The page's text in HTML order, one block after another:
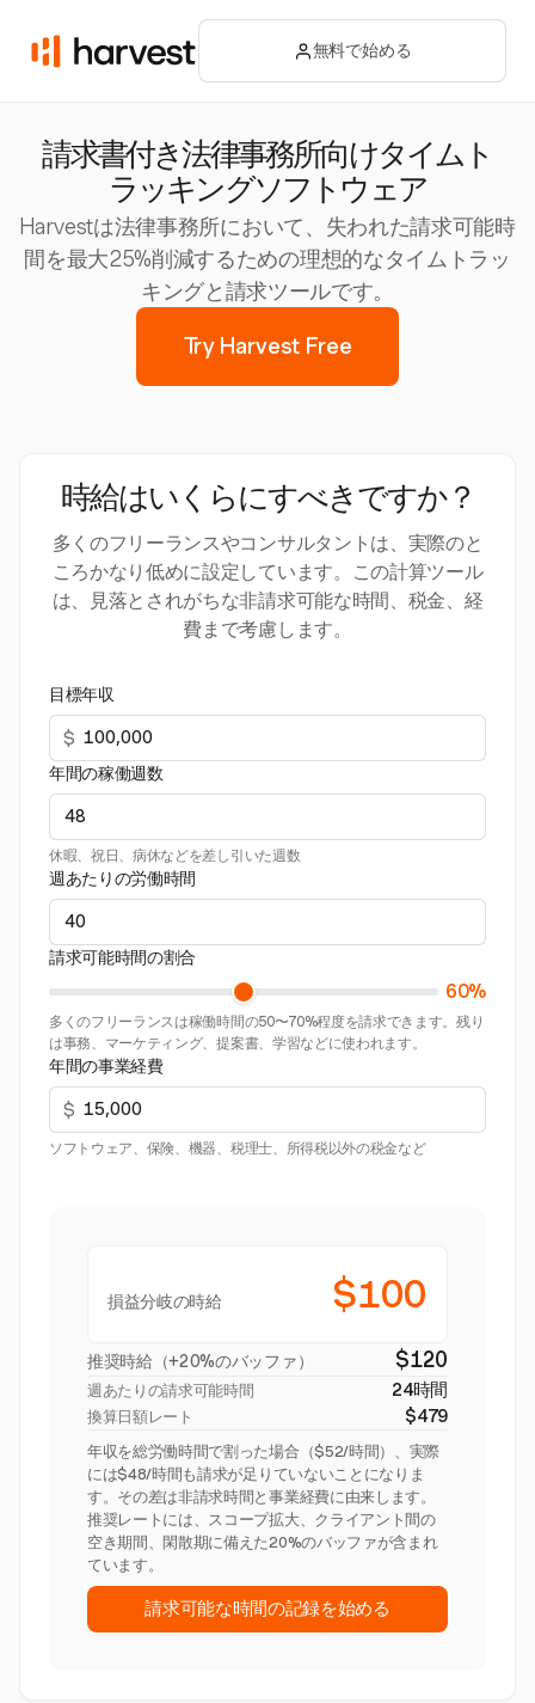
無料で始める
請求書付き法律事務所向けタイムト
ラッキングソフトウェア
Harvestは法律事務所において、失われた請求可能時
間を最大25%削減するための理想的なタイムトラッ
キングと請求ツールです。
Try Harvest Free
時給はいくらにすべきですか？
多くのフリーランスやコンサルタントは、実際のと
ころかなり低めに設定しています。この計算ツール
は、見落とされがちな非請求可能な時間、税金、経
費まで考慮します。
目標年収
$
年間の稼働週数
休暇、祝日、病休などを差し引いた週数
週あたりの労働時間
請求可能時間の割合
60%
多くのフリーランスは稼働時間の50〜70%程度を請求できます。残り
は事務、マーケティング、提案書、学習などに使われます。
年間の事業経費
$
ソフトウェア、保険、機器、税理士、所得税以外の税金など
損益分岐の時給 $100
推奨時給（+20%のバッファ） $120
週あたりの請求可能時間 24時間
換算日額レート $479
年収を総労働時間で割った場合（$52/時間）、実際
には$48/時間も請求が足りていないことになりま
す。その差は非請求時間と事業経費に由来します。
推奨レートには、スコープ拡大、クライアント間の
空き期間、閑散期に備えた20%のバッファが含まれ
ています。
請求可能な時間の記録を始める